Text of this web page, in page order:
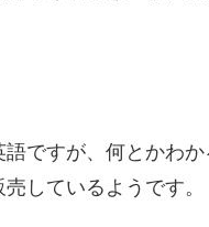
ですが、何とかわか
しているようです。